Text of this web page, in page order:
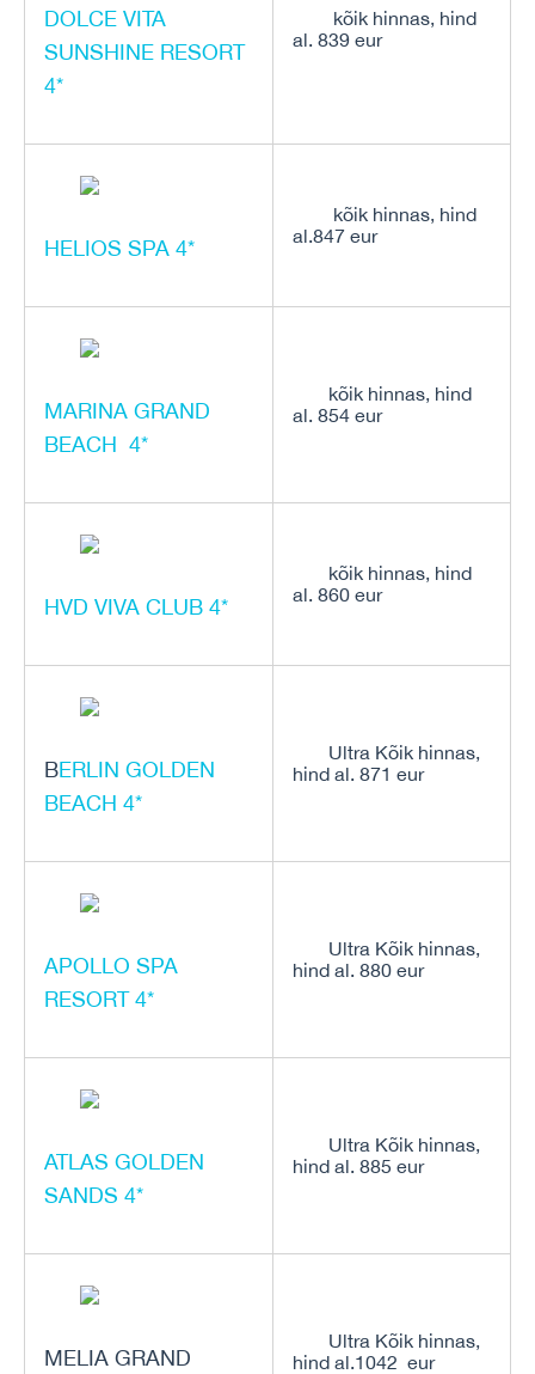
DOLCE VITA
SUNSHINE RESORT
4*
kõik hinnas, hind
al. 839 eur
HELIOS SPA 4*
kõik hinnas, hind
al.847 eur
MARINA GRAND
BEACH 4*
kõik hinnas, hind
al. 854 eur
HVD VIVA CLUB 4*
kõik hinnas, hind
al. 860 eur
BERLIN GOLDEN
BEACH 4*
Ultra Kõik hinnas,
hind al. 871 eur
APOLLO SPA
RESORT 4*
Ultra Kõik hinnas,
hind al. 880 eur
ATLAS GOLDEN
SANDS 4*
Ultra Kõik hinnas,
hind al. 885 eur
MELIA GRAND
Ultra Kõik hinnas,
hind al.1042 eur